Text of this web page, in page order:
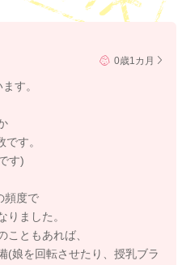
0歳1カ月
す。
す。
す)
頻度で
ました。
ともあれば、
(娘を回転させたり、授乳ブラ